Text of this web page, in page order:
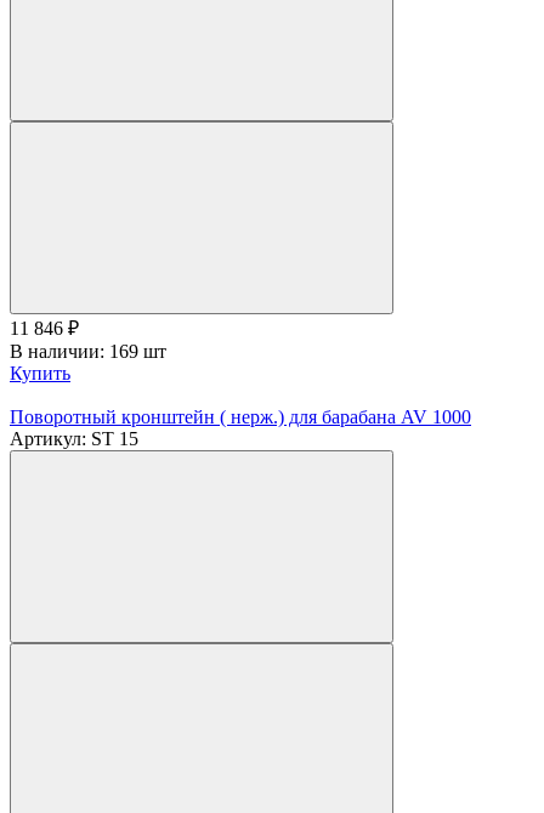
11 846 ₽
В наличии: 169 шт
Купить
Поворотный кронштейн ( нерж.) для барабана AV 1000
Артикул: ST 15